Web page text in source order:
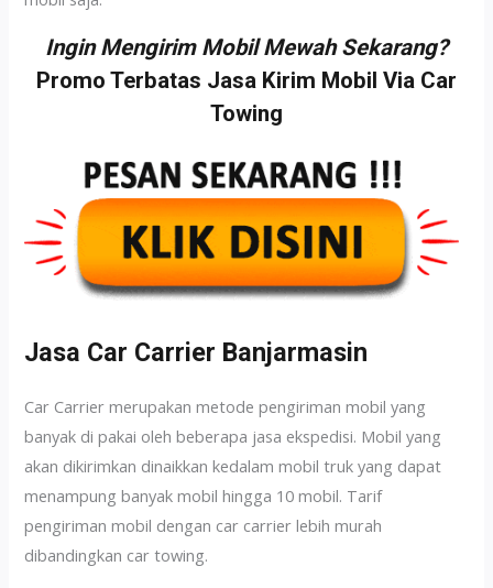
Ingin Mengirim Mobil Mewah Sekarang?
Promo Terbatas Jasa Kirim Mobil Via Car
Towing
Jasa Car Carrier Banjarmasin
Car Carrier merupakan metode pengiriman mobil yang
banyak di pakai oleh beberapa jasa ekspedisi. Mobil yang
akan dikirimkan dinaikkan kedalam mobil truk yang dapat
menampung banyak mobil hingga 10 mobil. Tarif
pengiriman mobil dengan car carrier lebih murah
dibandingkan car towing.